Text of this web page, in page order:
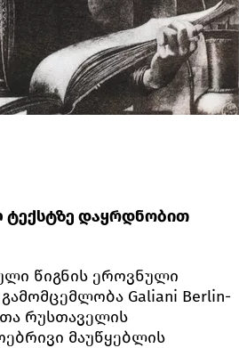
დაყრდნობით
წიგნის ეროვნული
Galiani Berlin-
რუსთაველის
მაუწყებლის